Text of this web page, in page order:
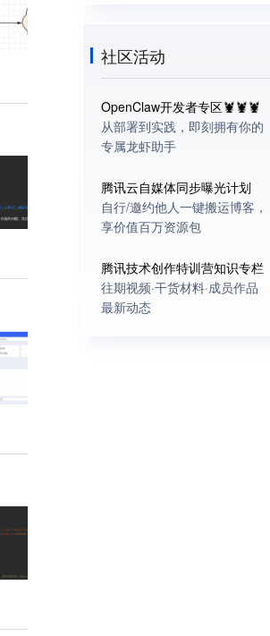
社区活动
OpenClaw开发者专区🦞🦞🦞
从部署到实践，即刻拥有你的
专属龙虾助手
腾讯云自媒体同步曝光计划
自行/邀约他人一键搬运博客，
享价值百万资源包
腾讯技术创作特训营知识专栏
往期视频·干货材料·成员作品
最新动态